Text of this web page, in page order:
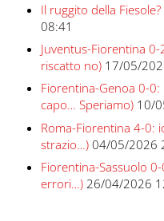
Il ruggito della
08:41
Juventus-Fiorentina 0-
riscatto no) 17/05/
Fiorentina-Genoa 0-0:
capo… Speriamo) 10/
Roma-Fiorentina 4-0:
strazio…) 04/05/2026
Fiorentina-Sassuolo
errori…) 26/04/2026